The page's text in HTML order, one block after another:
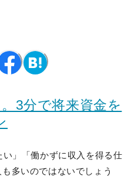
3分で将来資金を
い」「働かずに収入を得る仕
多いのではないでしょう